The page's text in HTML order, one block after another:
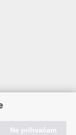
Ne prihvaćam